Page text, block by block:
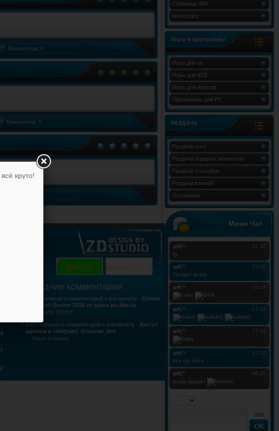
Страница 404
favicon.ico
Игры и программы
Игры для pc
Игры для IOS
Игры для Android
Программы для PC
РАЗДАЧА
Раздача почт
Раздача игровых аккаунтов
Раздача способов
Раздача ключей
Остальное
Мини Чат
200
Комментов: 0
Комментов: 0
Последние комментарии
написал к комментарий к материалу - Ключи
на Kerish Doctor 2015 от game-pc.3dn.ru
Спасибо !!!!!!!!!!!!
arK^написал к комментарий к материалу - Бот от
админа в telegram! @tozzee_bot
Наши стикеры
круто!